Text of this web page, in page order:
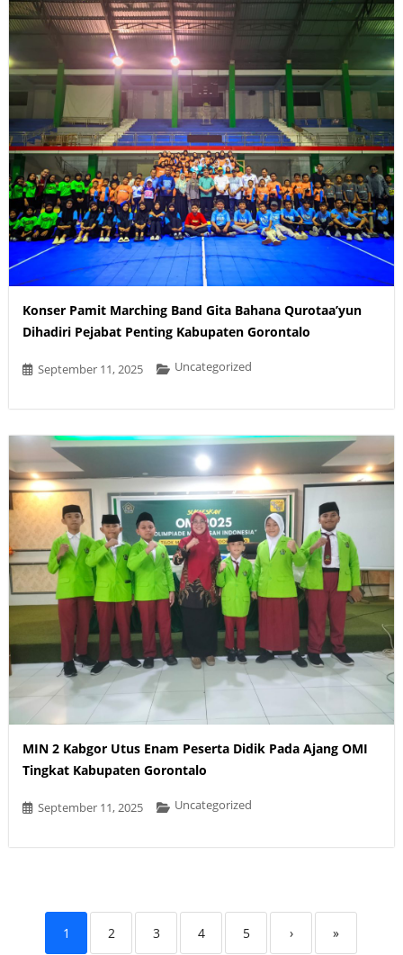
Konser Pamit Marching Band Gita Bahana Qurotaa’yun
Dihadiri Pejabat Penting Kabupaten Gorontalo
September 11, 2025 Uncategorized
MIN 2 Kabgor Utus Enam Peserta Didik Pada Ajang OMI
Tingkat Kabupaten Gorontalo
September 11, 2025 Uncategorized
1 2 3 4 5 › »